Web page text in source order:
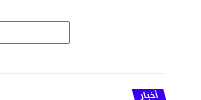
أخبار